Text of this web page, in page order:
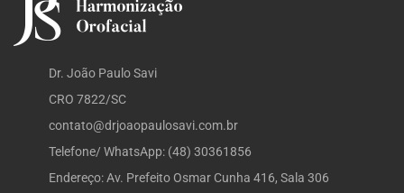
Dr. João Paulo Savi
CRO 7822/SC
contato@drjoaopaulosavi.com.br
Telefone/ WhatsApp: (48) 30361856
Endereço: Av. Prefeito Osmar Cunha 416, Sala 306